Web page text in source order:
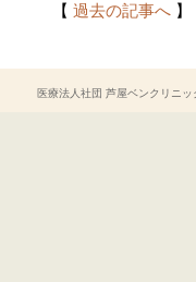
【 過去の記事へ 】
医療法人社団 芦屋ベンクリニ